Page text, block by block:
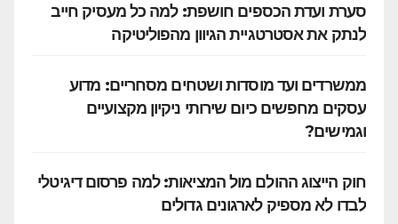
סערת ועדת הכספים חושפת: למה כל מעסיק חייב
לנתק את אסטרטגיית הגיוון מהפוליטיקה
ממשרדים ועד מוסדות ושטחים מסחריים: מדוע
עסקים מחפשים כיום שירותי ניקיון מקצועיים
וגמישים?
חוק הייצוג ההולם מול המציאות: למה פרסום דיגיטלי
לבדו לא מספיק לארגונים גדולים